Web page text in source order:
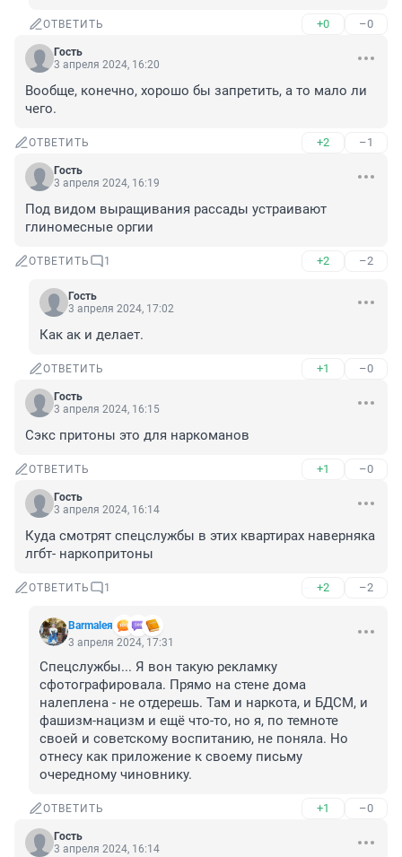
ОТВЕТИТЬ +0 –0
Гость
3 апреля 2024, 16:20
Вообще, конечно, хорошо бы запретить, а то мало ли
чего.
ОТВЕТИТЬ +2 –1
Гость
3 апреля 2024, 16:19
Под видом выращивания рассады устраивают
глиномесные оргии
ОТВЕТИТЬ 1 +2 –2
Гость
3 апреля 2024, 17:02
Как ак и делает.
ОТВЕТИТЬ +1 –0
Гость
3 апреля 2024, 16:15
Сэкс притоны это для наркоманов
ОТВЕТИТЬ +1 –0
Гость
3 апреля 2024, 16:14
Куда смотрят спецслужбы в этих квартирах наверняка
лгбт- наркопритоны
ОТВЕТИТЬ 1 +2 –2
Barmaleя
3 апреля 2024, 17:31
Спецслужбы... Я вон такую рекламку
сфотографировала. Прямо на стене дома
налеплена - не отдерешь. Там и наркота, и БДСМ, и
фашизм-нацизм и ещё что-то, но я, по темноте
своей и советскому воспитанию, не поняла. Но
отнесу как приложение к своему письму
очередному чиновнику.
ОТВЕТИТЬ +1 –0
Гость
3 апреля 2024, 16:14